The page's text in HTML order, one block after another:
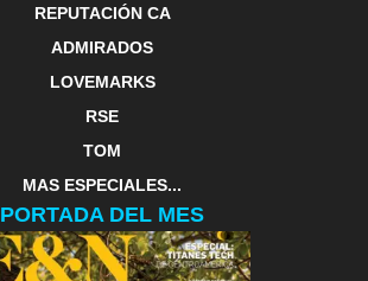
REPUTACIÓN CA
ADMIRADOS
LOVEMARKS
RSE
TOM
MAS ESPECIALES...
PORTADA DEL MES